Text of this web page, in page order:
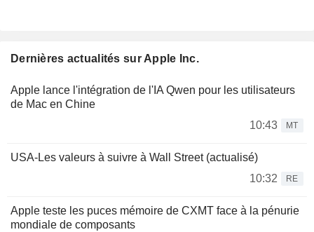
Dernières actualités sur Apple Inc.
Apple lance l'intégration de l'IA Qwen pour les utilisateurs
de Mac en Chine
10:43
MT
USA-Les valeurs à suivre à Wall Street (actualisé)
10:32
RE
Apple teste les puces mémoire de CXMT face à la pénurie
mondiale de composants